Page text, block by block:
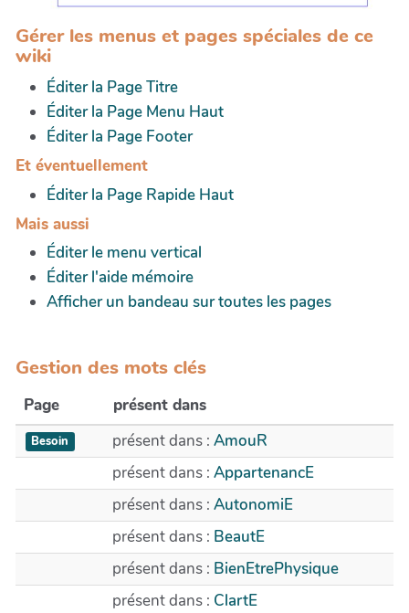
Gérer les menus et pages spéciales de ce
wiki
Éditer la Page Titre
Éditer la Page Menu Haut
Éditer la Page Footer
Et éventuellement
Éditer la Page Rapide Haut
Mais aussi
Éditer le menu vertical
Éditer l'aide mémoire
Afficher un bandeau sur toutes les pages
Gestion des mots clés
Page présent dans
Besoin présent dans : AmouR
présent dans : AppartenancE
présent dans : AutonomiE
présent dans : BeautE
présent dans : BienEtrePhysique
présent dans : ClartE